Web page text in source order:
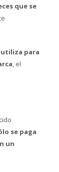
que se
utiliza para
, el
se paga
un